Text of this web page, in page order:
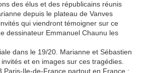
des élus et des républicains réunis
depuis le plateau de Vanves
qui viendront témoigner sur ce
dessinateur Emmanuel Chaunu les
dans le 19/20. Marianne et Sébastien
et en images sur ces tragédies.
Paris-Ile-de-France partout en France :